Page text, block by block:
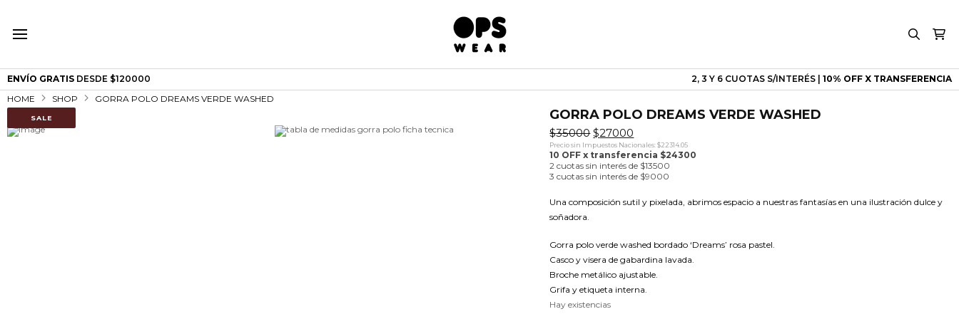
ENVÍO GRATIS DESDE $120000 2, 3 Y 6 CUOTAS S/INTERÉS | 10% OFF X TRANSFERENCIA
HOME
SHOP GORRA POLO DREAMS VERDE WASHED
SALE GORRA POLO DREAMS VERDE WASHED
$35000 El
precio
original
era:
$35000.
$27000
precio
actual
es:
$27000.
Precio sin Impuestos Nacionales: $22314.05
10 OFF x transferencia $24300
2 cuotas sin interés de $13500
3 cuotas sin interés de $9000
Una composición sutil y pixelada, abrimos espacio a nuestras fantasías en una ilustración dulce y
soñadora.
Gorra polo verde washed bordado ‘Dreams’ rosa pastel.
Casco y visera de gabardina lavada.
Broche metálico ajustable.
Grifa y etiqueta interna.
Hay existencias